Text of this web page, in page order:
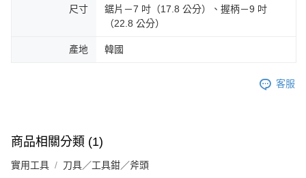
尺寸
鋸片－7 吋（17.8 公分）、握柄－9 吋
（22.8 公分）
產地 韓國
客服
商品相關分類 (1)
實用工具 刀具／工具鉗／斧頭